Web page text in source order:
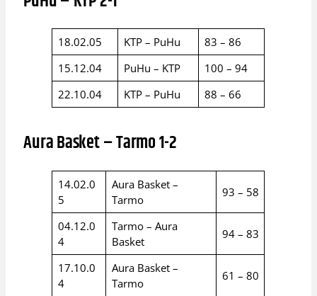
18.02.05 KTP – PuHu
83 – 86
15.12.04
PuHu – KTP
100 – 94
22.10.04
KTP – PuHu 88 – 66
Aura Basket – Tarmo 1-2
14.02.0
5
Aura Basket –
Tarmo
93 – 58
04.12.0
4
Tarmo – Aura
Basket
94 – 83
17.10.0
4
Aura Basket –
Tarmo
61 – 80